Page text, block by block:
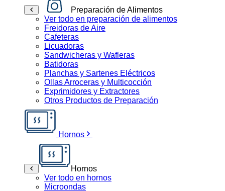
Preparación de Alimentos
Ver todo en preparación de alimentos
Freidoras de Aire
Cafeteras
Licuadoras
Sandwicheras y Wafleras
Batidoras
Planchas y Sartenes Eléctricos
Ollas Arroceras y Multicocción
Exprimidores y Extractores
Otros Productos de Preparación
Hornos
Hornos
Ver todo en hornos
Microondas